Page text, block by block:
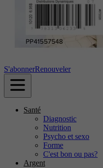
S'abonnerRenouveler
Santé
Diagnostic
Nutrition
Psycho et sexo
Forme
C'est bon ou pas?
Argent